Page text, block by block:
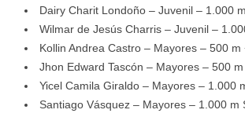
Dairy Charit Londoño – Juvenil – 1.000
Wilmar de Jesús Charris – Juvenil –
Kollin Andrea Castro – Mayores – 500 m
Jhon Edward Tascón – Mayores – 500
Yicel Camila Giraldo – Mayores – 1.000
Santiago Vásquez – Mayores – 1.000 m